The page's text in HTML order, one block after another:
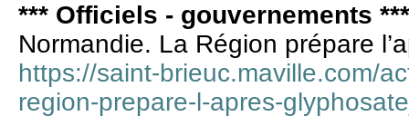
*** Officiels - gouvernements ***
Normandie. La Région prépare
https://saint-brieuc.maville.com/
region-prepare-l-apres-